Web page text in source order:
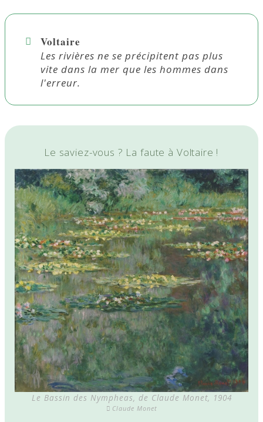
Voltaire
Les rivières ne se précipitent pas plus
vite dans la mer que les hommes dans
l'erreur.
Le saviez-vous ? La faute à Voltaire !
Le Bassin des Nympheas, de Claude Monet, 1904
Claude Monet